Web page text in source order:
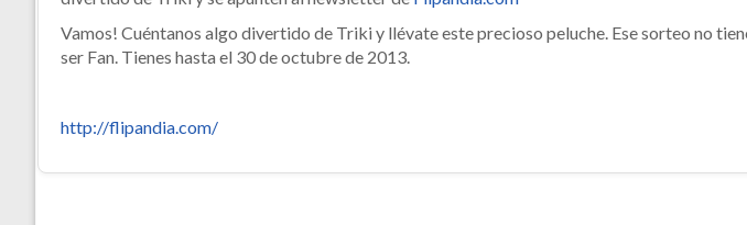
Vamos! Cuéntanos algo divertido de Triki y llévate este precioso peluche. Ese sorteo no
ser Fan. Tienes hasta el 30 de octubre de 2013.
http://flipandia.com/